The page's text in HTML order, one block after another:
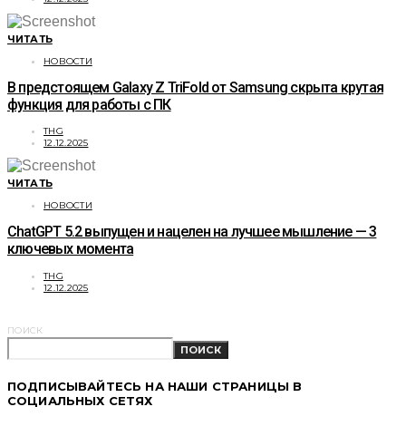
ЧИТАТЬ
НОВОСТИ
В предстоящем Galaxy Z TriFold от Samsung скрыта крутая
функция для работы с ПК
THG
12.12.2025
ЧИТАТЬ
НОВОСТИ
ChatGPT 5.2 выпущен и нацелен на лучшее мышление — 3
ключевых момента
THG
12.12.2025
ПОИСК
ПОИСК
ПОДПИСЫВАЙТЕСЬ НА НАШИ СТРАНИЦЫ В
СОЦИАЛЬНЫХ СЕТЯХ